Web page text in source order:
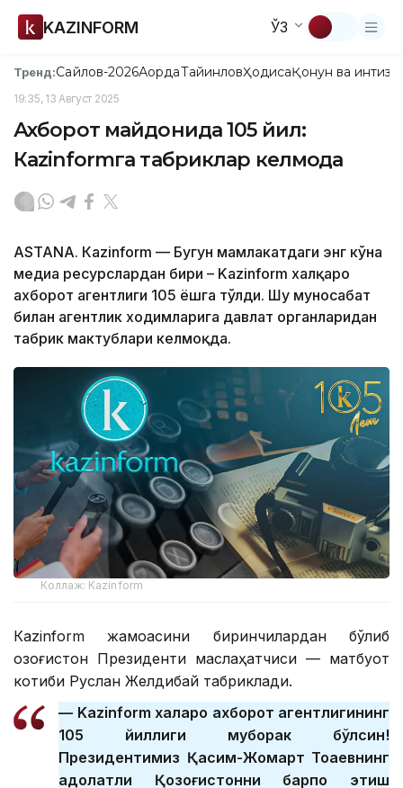
KAZINFORM ЎЗ
Тренд:Сайлов-2026АқордаТайинловҲодисаҚонун ва
19:35, 13 Август 2025
Ахборот майдонида 105 йил:
Кazinformга табриклар келмоқда
ASTANА. Кazinform — Бугун мамлакатдаги энг кўҳна
медиа ресурслардан бири – Kazinform халқаро
ахборот агентлиги 105 ёшга тўлди. Шу муносабат
билан агентлик ходимларига давлат органларидан
табрик мактублари келмоқда.
Коллаж: Kazinform
Кazinform жамоасини биринчилардан бўлиб
Қозоғистон Президенти маслаҳатчиси — матбуот
котиби Руслан Желдибай табриклади.
— Kazinform халқаро ахборот агентлигининг
105 йиллиги муборак бўлсин!
Президентимиз Қасим-Жомарт Тоқаевнинг
адолатли Қозоғистонни барпо этиш